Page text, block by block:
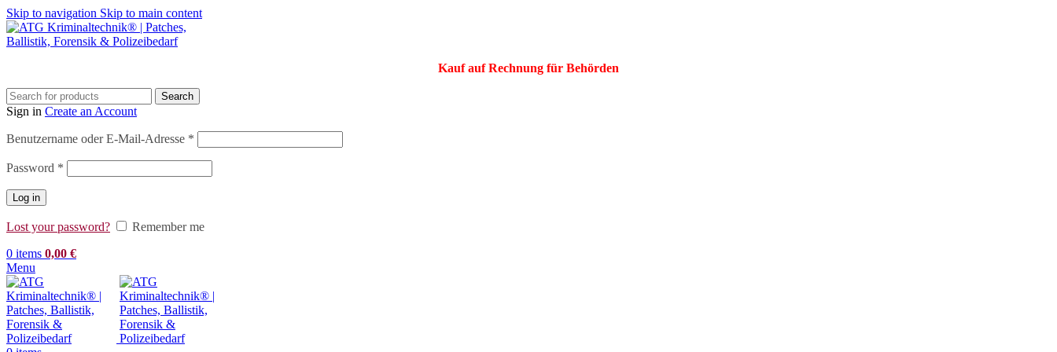
Skip to navigation Skip to main content
Kauf auf Rechnung für Behörden
Search
Sign in Create an Account
Benutzername oder E-Mail-Adresse *
Password *
Log in
Lost your password?
Remember me
0 items 0,00 €
Menu